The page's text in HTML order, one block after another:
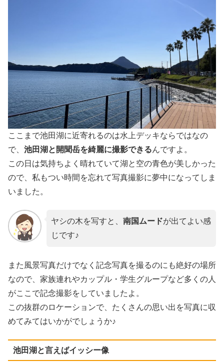
ここまで池田湖に近寄れるのは水上デッキならではなの
で、 池田湖と開聞岳を綺麗に撮影できるんですよ。
この日は気持ちよく晴れていて湖と空の青色が美しかった
ので、私もつい時間を忘れて写真撮影に夢中になってしま
いました。
ヤシの木を写すと、 南国ムードが出てよい感
じです♪
また風景写真だけでなく記念写真を撮るのにも絶好の場所
なので、家族連れやカップル・学生グループなど多くの人
がここで記念撮影をしていましたよ。
この抜群のロケーションで、たくさんの思い出を写真に収
めてみてはいかがでしょうか♪
池田湖と言えばイッシー像